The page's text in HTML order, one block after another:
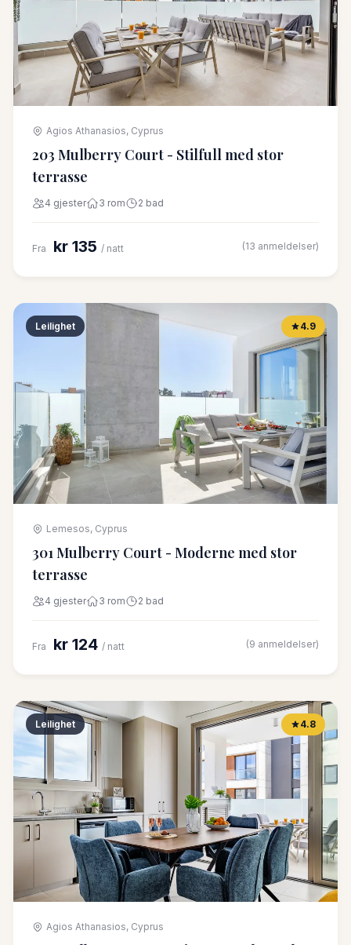
Agios Athanasios, Cyprus
203 Mulberry Court - Stilfull med stor
terrasse
4 gjester 3 rom 2 bad
Fra kr 135 / natt (13 anmeldelser)
Leilighet 4.9
Lemesos, Cyprus
301 Mulberry Court - Moderne med stor
terrasse
4 gjester 3 rom 2 bad
Fra kr 124 / natt (9 anmeldelser)
Leilighet 4.8
Agios Athanasios, Cyprus